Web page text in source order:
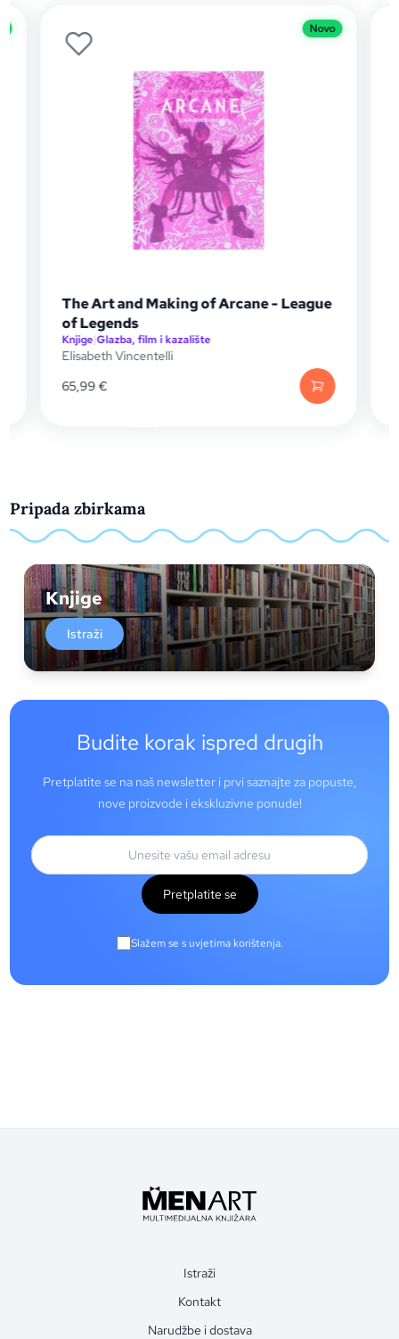
Novo
The Art and Making of Arcane - League
of Legends
Knjige|Glazba, film i kazalište
Elisabeth Vincentelli
65,99€
Pripada zbirkama
Knjige
Istraži
Budite korak ispred drugih
Pretplatite se na naš newsletter i prvi saznajte za popuste,
nove proizvode i ekskluzivne ponude!
Pretplatite se
Slažem se s uvjetima korištenja.
Istraži
Kontakt
Narudžbe i dostava